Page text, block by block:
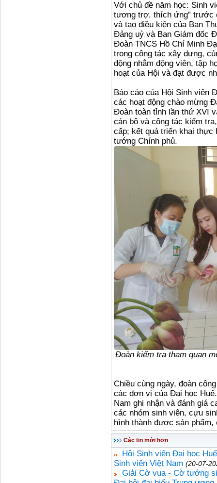
Với chủ đề năm học: Sinh
tương trợ, thích ứng” trước
và tạo điều kiện của Ban
Đảng uỷ và Ban Giám đốc
Đoàn TNCS Hồ Chí Minh
trọng công tác xây dựng,
động nhằm động viên, tập
hoạt của Hội và đạt được
Báo cáo của Hội Sinh viên
các hoạt động chào mừng
Đoàn toàn tỉnh lần thứ XVI
cán bộ và công tác kiểm
cấp; kết quả triển khai thực
tướng Chính phủ.
Đoàn kiểm tra tham quan
Chiều cùng ngày, đoàn
các đơn vị của Đại học
Nam ghi nhận và đánh giá
các nhóm sinh viên, cựu
hình thành được sản
Các tin mới hơn
Hội Sinh viên Đại học
Sinh viên Việt Nam (20-07-
Giải Cờ vua - Cờ tướng